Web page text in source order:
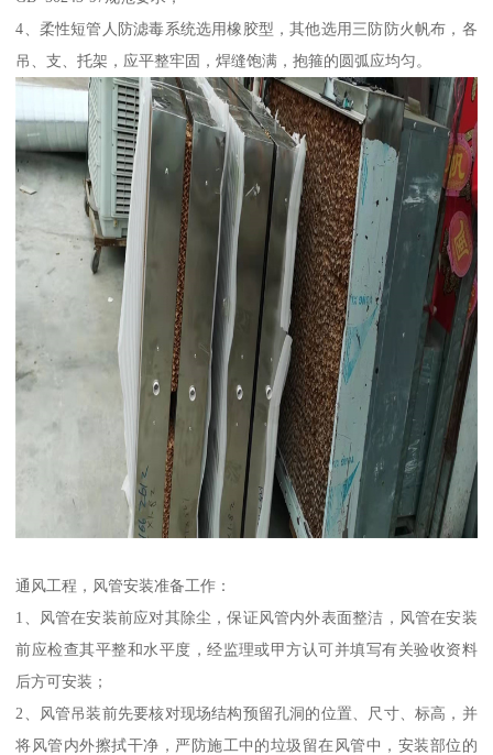
4、柔性短管人防滤毒系统选用橡胶型，其他选用三防防火帆布，各
吊、支、托架，应平整牢固，焊缝饱满，抱箍的圆弧应均匀。
通风工程，风管安装准备工作：
1、风管在安装前应对其除尘，保证风管内外表面整洁，风管在安装
前应检查其平整和水平度，经监理或甲方认可并填写有关验收资料
后方可安装；
2、风管吊装前先要核对现场结构预留孔洞的位置、尺寸、标高，并
将风管内外擦拭干净，严防施工中的垃圾留在风管中，安装部位的